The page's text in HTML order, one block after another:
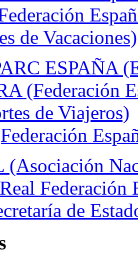
de Vacaciones)
ESPAÑA
(Federación
de Viajeros)
Federación
de